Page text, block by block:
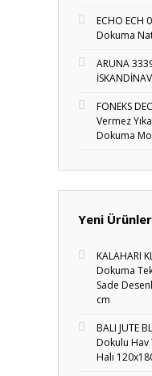
ECHO ECH
Dokuma
ARUNA
FONEKS
Vermez
Dokuma
Yeni Ürünler
KALAHARI
Dokuma
Sade
cm
BALI JUTE
Dokulu Hav
Halı